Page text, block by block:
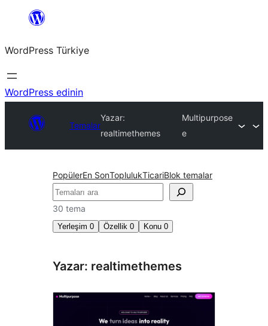
İçeriğe
WordPress Türkiye
WordPress edinin
Temalar
Yazar:
realtimethemes
Multipurpose
e
PopülerEn SonToplulukTicariBlok temalar
Ara
30 tema
Yerleşim 0 Özellik 0 Konu 0
Yazar: realtimethemes